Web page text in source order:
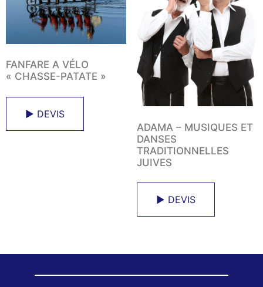
FANFARE A VÉLO
« CHASSE-PATATE »
► DEVIS
ADAMA – MUSIQUES ET
DANSES
TRADITIONNELLES
JUIVES
► DEVIS